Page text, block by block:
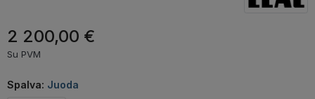
2 200,00 €
Su PVM
Spalva: Juoda